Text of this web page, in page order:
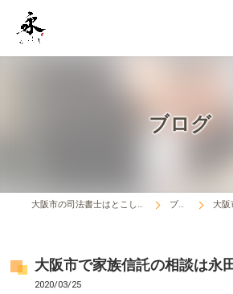
ブログ
大阪市の司法書士はとこしえ法務事務所 ブログ 大阪市
大阪市で家族信託の相談は永
2020/03/25